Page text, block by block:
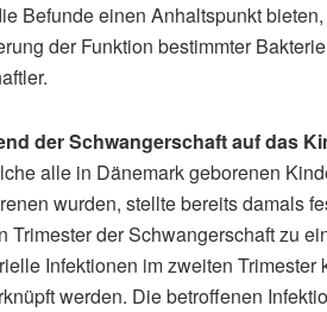
Befunde einen Anhaltspunkt
der Funktion bestimmter
der Schwangerschaft auf das
alle in Dänemark geborenen
wurden, stellte bereits damals
Trimester der Schwangerschaft zu
Infektionen im zweiten
werden. Die betroffenen